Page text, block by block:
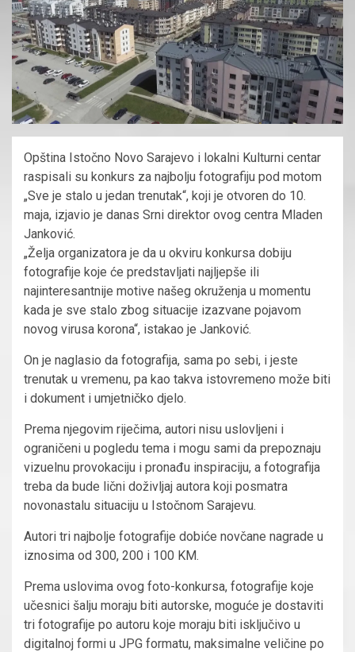
Opština Istočno Novo Sarajevo i lokalni Kulturni centar
raspisali su konkurs za najbolju fotografiju pod motom
„Sve je stalo u jedan trenutak“, koji je otvoren do 10.
maja, izjavio je danas Srni direktor ovog centra Mladen
Janković.
„Želja organizatora je da u okviru konkursa dobiju
fotografije koje će predstavljati najljepše ili
najinteresantnije motive našeg okruženja u momentu
kada je sve stalo zbog situacije izazvane pojavom
novog virusa korona“, istakao je Janković.
On je naglasio da fotografija, sama po sebi, i jeste
trenutak u vremenu, pa kao takva istovremeno može biti
i dokument i umjetničko djelo.
Prema njegovim riječima, autori nisu uslovljeni i
ograničeni u pogledu tema i mogu sami da prepoznaju
vizuelnu provokaciju i pronađu inspiraciju, a fotografija
treba da bude lični doživljaj autora koji posmatra
novonastalu situaciju u Istočnom Sarajevu.
Autori tri najbolje fotografije dobiće novčane nagrade u
iznosima od 300, 200 i 100 KM.
Prema uslovima ovog foto-konkursa, fotografije koje
učesnici šalju moraju biti autorske, moguće je dostaviti
tri fotografije po autoru koje moraju biti isključivo u
digitalnoj formi u JPG formatu, maksimalne veličine po